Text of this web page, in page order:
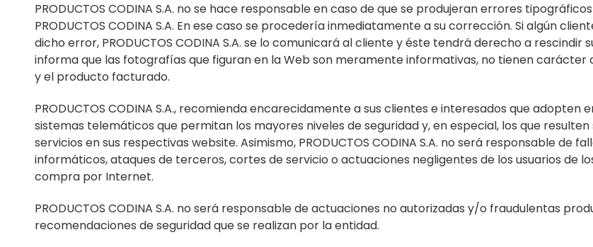
PRODUCTOS CODINA S.A. no se hace responsable en caso de que se produjeran errores
PRODUCTOS CODINA S.A. En ese caso se procedería inmediatamente a su corrección. Si algún
dicho error, PRODUCTOS CODINA S.A. se lo comunicará al cliente y éste tendrá derecho a
informa que las fotografías que figuran en la Web son meramente informativas, no tienen
y el producto facturado.
PRODUCTOS CODINA S.A., recomienda encarecidamente a sus clientes e interesados que
sistemas telemáticos que permitan los mayores niveles de seguridad y, en especial, los que
servicios en sus respectivas website. Asimismo, PRODUCTOS CODINA S.A. no será responsable de
informáticos, ataques de terceros, cortes de servicio o actuaciones negligentes de los usuarios de
compra por Internet.
PRODUCTOS CODINA S.A. no será responsable de actuaciones no autorizadas y/o fraudulentas
recomendaciones de seguridad que se realizan por la entidad.